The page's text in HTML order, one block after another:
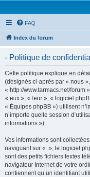
FAQ
Index du forum
- Politique de
Cette politique explique en
(désignés ci-après par « nous
« http://www.tarmacs.net/forum
« eux », « leur », « logiciel
« Équipes phpBB ») utilisent
n’importe quelle session
informations »).
Vos informations sont
naviguant sur « », le logiciel
sont des petits fichiers textes
navigateur Internet de votre
contiennent qu’un identifiant